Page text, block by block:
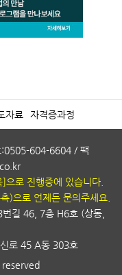
자료 자격증과정
:0505-604-6604 / 팩
으로 진행중에 있습니다.
으로 언제든 문의주세요.
길 46, 7층 H6호 (상동,
로 45 A동 303호